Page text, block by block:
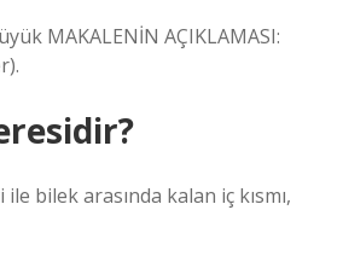
MAKALENİN AÇIKLAMASI:
bilek arasında kalan iç kısmı,